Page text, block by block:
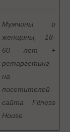
Мужчины и
женщины, 18-
60 лет +
ретаргетинг
на
посетителей
сайта Fitness
House